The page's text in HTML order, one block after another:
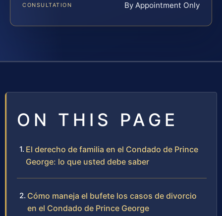
CONSULTATION By Appointment Only
ON THIS PAGE
El derecho de familia en el Condado de Prince
George: lo que usted debe saber
Cómo maneja el bufete los casos de divorcio
en el Condado de Prince George